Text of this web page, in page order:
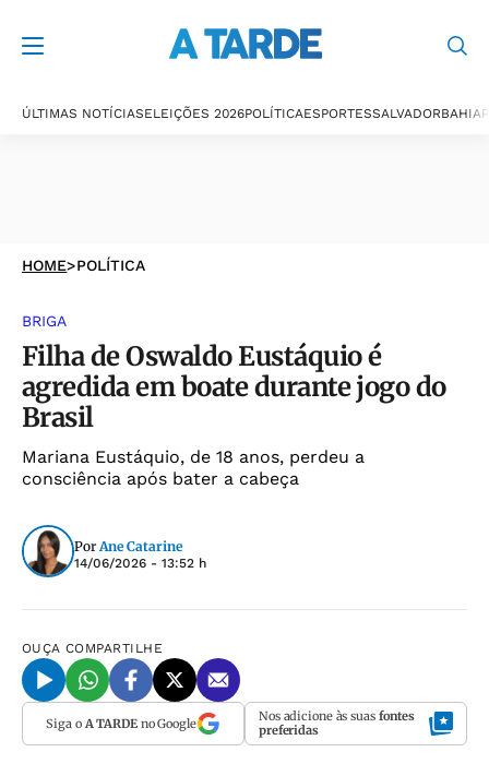
ÚLTIMAS NOTÍCIASELEIÇÕES 2026POLÍTICAESPORTESSALVADORBAHIA
HOME>POLÍTICA
BRIGA
Filha de Oswaldo Eustáquio é
agredida em boate durante jogo do
Brasil
Mariana Eustáquio, de 18 anos, perdeu a
consciência após bater a cabeça
Por Ane Catarine
14/06/2026 - 13:52 h
OUÇA COMPARTILHE
Siga o A TARDEno Google Nos adicione às suas fontes
preferidas